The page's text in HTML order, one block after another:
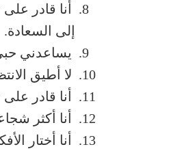
أنا قادر
إلى السعادة.
يساعدني
لا أطيق
أنا قادر
أنا أكثر
أنا أختار